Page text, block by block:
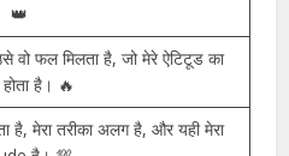
कर सकता हूँ, तब लोग समझ गए होंगे।
💪
यही असली Boys Attitude है।
😏